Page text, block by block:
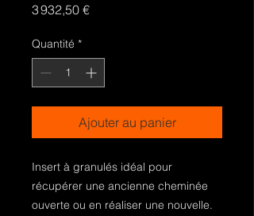
3 932,50 €Prix
Quantité *
Ajouter au panier
Insert à granulés idéal pour
récupérer une ancienne cheminée
ouverte ou en réaliser une nouvelle.